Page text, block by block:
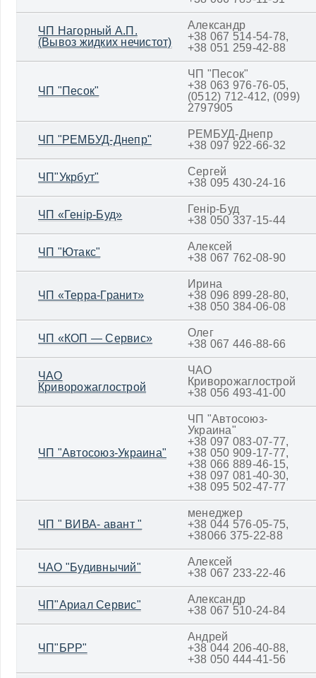
ЧП Нагорный А.П.
(Вывоз жидких нечистот)
Александр
+38 067 514-54-78,
+38 051 259-42-88
ЧП "Песок"
ЧП "Песок"
+38 063 976-76-05,
(0512) 712-412, (099)
2797905
ЧП "РЕМБУД-Днепр"
РЕМБУД-Днепр
+38 097 922-66-32
ЧП"Укрбут"
Сергей
+38 095 430-24-16
ЧП «Генір-Буд»
Генір-Буд
+38 050 337-15-44
ЧП "Ютакс"
Алексей
+38 067 762-08-90
ЧП «Терра-Гранит»
Ирина
+38 096 899-28-80,
+38 050 384-06-08
ЧП «КОП — Сервис»
Олег
+38 067 446-88-66
ЧАО
Криворожаглострой
ЧАО
Криворожаглострой
+38 056 493-41-00
ЧП "Автосоюз-Украина"
ЧП "Автосоюз-
Украина"
+38 097 083-07-77,
+38 050 909-17-77,
+38 066 889-46-15,
+38 097 081-40-30,
+38 095 502-47-77
ЧП " ВИВА- авант "
менеджер
+38 044 576-05-75,
+38066 375-22-88
ЧАО "Будивнычий"
Алексей
+38 067 233-22-46
ЧП"Ариал Сервис"
Александр
+38 067 510-24-84
ЧП"БРР"
Андрей
+38 044 206-40-88,
+38 050 444-41-56